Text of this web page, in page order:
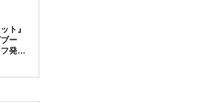
ト』
ー
発売